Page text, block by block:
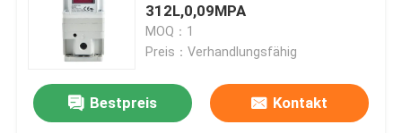
312L,0,09MPA
MOQ：1
Preis：Verhandlungsfähig
Bestpreis Kontakt